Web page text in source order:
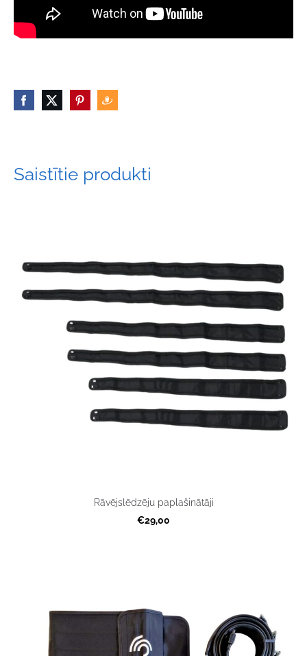
Saistītie produkti
Rāvējslēdzēju paplašinātāji
€29,00